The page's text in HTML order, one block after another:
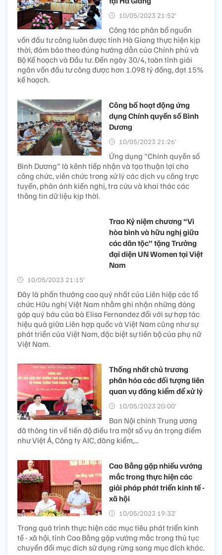
10/05/2023 21:52’
Công tác phân bổ nguồn
vốn đầu tư công luôn được tỉnh Hà Giang thực hiện kịp
thời, đảm bảo theo đúng hướng dẫn của Chính phủ và
Bộ Kế hoạch và Đầu tư. Đến ngày 30/4, toàn tỉnh giải
ngân vốn đầu tư công được hơn 1.098 tỷ đồng, đạt 15%
kế hoạch.
Công bố hoạt động ứng
dụng Chính quyền số Bình
Dương
10/05/2023 21:26’
Ứng dụng "Chính quyền số
Bình Dương" là kênh tiếp nhận và tạo thuận lợi cho
công chức, viên chức trong xử lý các dịch vụ công trực
tuyến, phản ánh kiến nghị, tra cứu và khai thác các
thông tin dữ liệu kịp thời.
Trao Kỷ niệm chương “Vì
hòa bình và hữu nghị giữa
các dân tộc” tặng Trưởng
đại diện UN Women tại Việt
Nam
10/05/2023 21:15’
Đây là phần thưởng cao quý nhất của Liên hiệp các tổ
chức Hữu nghị Việt Nam nhằm ghi nhận những đóng
góp quý báu của bà Elisa Fernandez đối với sự hợp tác
hiệu quả giữa Liên hợp quốc và Việt Nam cũng như sự
phát triển của Việt Nam, đặc biệt sự tiến bộ của phụ nữ
Việt Nam.
Thống nhất chủ trương
phân hóa các đối tượng liên
quan vụ đăng kiểm để xử lý
10/05/2023 20:00’
Ban Nội chính Trung ương
đã thông tin về tiến độ điều tra một số vụ án trọng điểm
như Việt Á, Công ty AIC, đăng kiểm,...
Cao Bằng gặp nhiều vướng
mắc trong thực hiện các
giải pháp phát triển kinh tế -
xã hội
10/05/2023 19:33’
Trong quá trình thực hiện các mục tiêu phát triển kinh
tế - xã hội, tỉnh Cao Bằng gặp vướng mắc trong thủ tục
chuyển đổi mục đích sử dụng rừng sang mục đích khác.